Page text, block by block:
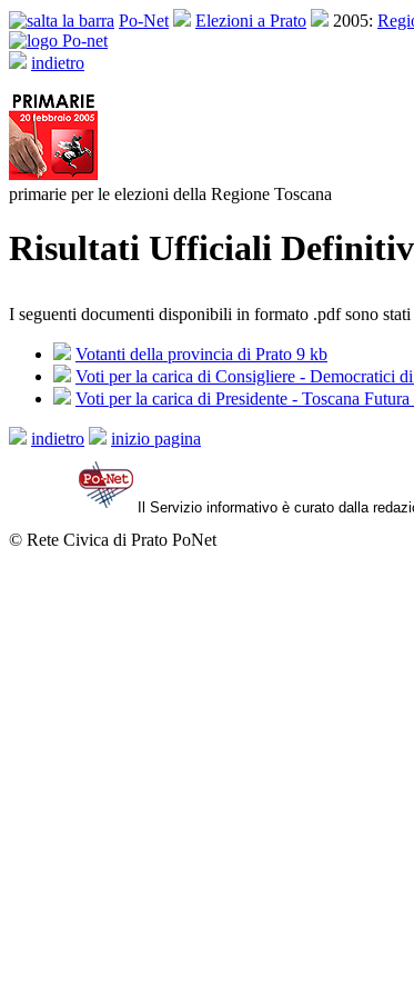
Po-Net Elezioni a Prato 2005:
indietro
primarie per le elezioni della Regione Toscana
Risultati Ufficiali
I seguenti documenti disponibili in formato .pdf sono
Votanti della provincia di Prato 9 kb
Voti per la carica di Consigliere - Democratici
Voti per la carica di Presidente - Toscana
indietro inizio pagina
Il Servizio informativo è curato dalla
© Rete Civica di Prato PoNet